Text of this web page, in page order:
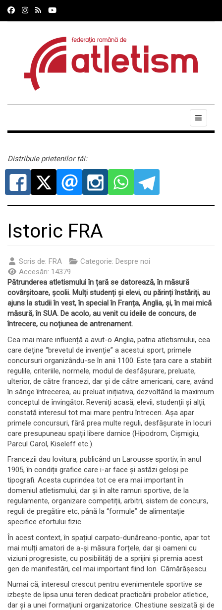
Distribuie prietenilor tăi:
Istoric FRA
Scris de: FRA Categorie: Despre noi
Accesări: 14379
Pătrunderea atletismului în țară se datorează, în măsură
covârșitoare, școlii. Mulți studenți și elevi, cu părinți înstăriți, au
ajuns la studii în vest, în special în Franța, Anglia, și, în mai mică
măsură, în SUA. De acolo, au venit cu ideile de concurs, de
întrecere, cu noțiunea de antrenament.
Cea mai mare influență a avut-o Anglia, patria atletismului, cea
care deține “brevetul de invenție” a acestui sport, primele
concursuri organizându-se în anii 1100. Este țara care a stabilit
regulile, criteriile, normele, modul de desfășurare, preluate,
ulterior, de către francezi, dar și de către americani, care, având
în sânge întrecerea, au preluat inițiativa, dezvoltând la maximum
conceptul de învingător. Reveniți acasă, elevii, studenții și alții,
constată interesul tot mai mare pentru întreceri. Așa apar
primele concursuri, fără prea multe reguli, desfășurate în locuri
care presupuneau spații libere darnice (Hipodrom, Cișmigiu,
Parcul Carol, Kiseleff etc.).
Francezii dau lovitura, publicând un Larousse sportiv, în anul
1905, în condiții grafice care i-ar face și astăzi geloși pe
tipografi. Acesta cuprindea tot ce era mai important în
domeniul atletismului, dar și în alte ramuri sportive, de la
regulamente, organizare competiții, arbitri, sistem de concurs,
reguli de pregătire etc, până la “formule” de alimentație
specifice efortului fizic.
În acest context, în spațiul carpato-dunăreano-pontic, apar tot
mai mulți amatori de a-și măsura forțele, dar și oameni cu
viziuni progresiste, cu posibilități de a sprijini și premia acest
gen de manifestări, cel mai important fiind Ion Cămărășescu.
Numai că, interesul crescut pentru evenimentele sportive se
izbește de lipsa unui teren dedicat practicării probelor atletice,
dar și a unei formațiuni organizatorice. Chestiune sesizată și de